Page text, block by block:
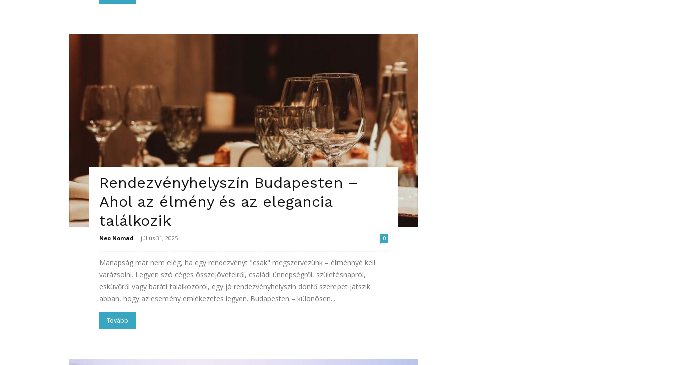
Rendezvényhelyszín Budapesten –
Ahol az élmény és az elegancia
találkozik
Neo Nomad - július 31, 2025 0
Manapság már nem elég, ha egy rendezvényt "csak" megszervezünk – élménnyé kell
varázsolni. Legyen szó céges összejövetelről, családi ünnepségről, születésnapról,
esküvőről vagy baráti találkozóról, egy jó rendezvényhelyszín döntő szerepet játszik
abban, hogy az esemény emlékezetes legyen. Budapesten – különösen...
Tovább